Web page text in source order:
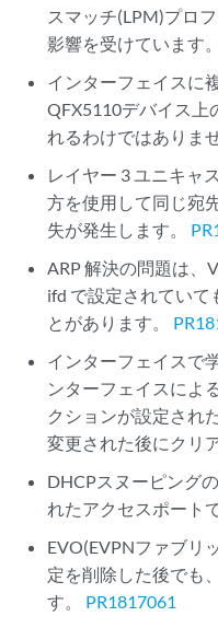
スマッチ(LPM)プロ
影響を受けています。
インターフェイスに
QFX5110デバイス上
れるわけではありま
レイヤー 3 ユニキャ
方を使用して同じ宛
失が発生します。
ARP 解決の問題は、
ifd で設定されていて
とがあります。
インターフェイスで
ンターフェイスによ
クションが設定され
変更された後にクリ
DHCPスヌーピング
れたアクセスポート
EVO(EVPNファブリ
定を削除した後でも
す。 PR1817061